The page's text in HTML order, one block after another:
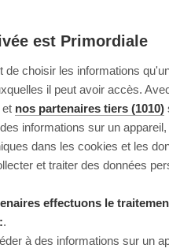
est Primordiale
de choisir les informations
il peut avoir accès.
et nos partenaires tiers (1010)
informations sur un
dans les cookies et les
et traiter des données
effectuons le
.
à des informations sur un